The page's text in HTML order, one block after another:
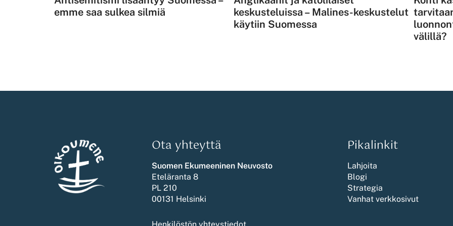
emme saa sulkea silmiä
keskusteluissa – Malines-keskustelut
käytiin Suomessa
välillä?
Ota yhteyttä
Suomen Ekumeeninen Neuvosto
Eteläranta 8
PL 210
00131 Helsinki
Henkilöstön yhteystiedot
Pikalinkit
Lahjoita
Blogi
Strategia
Vanhat verkkosivut